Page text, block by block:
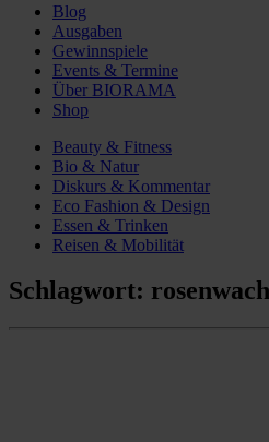
Blog
Ausgaben
Gewinnspiele
Events & Termine
Über BIORAMA
Shop
Beauty & Fitness
Bio & Natur
Diskurs & Kommentar
Eco Fashion & Design
Essen & Trinken
Reisen & Mobilität
Schlagwort: